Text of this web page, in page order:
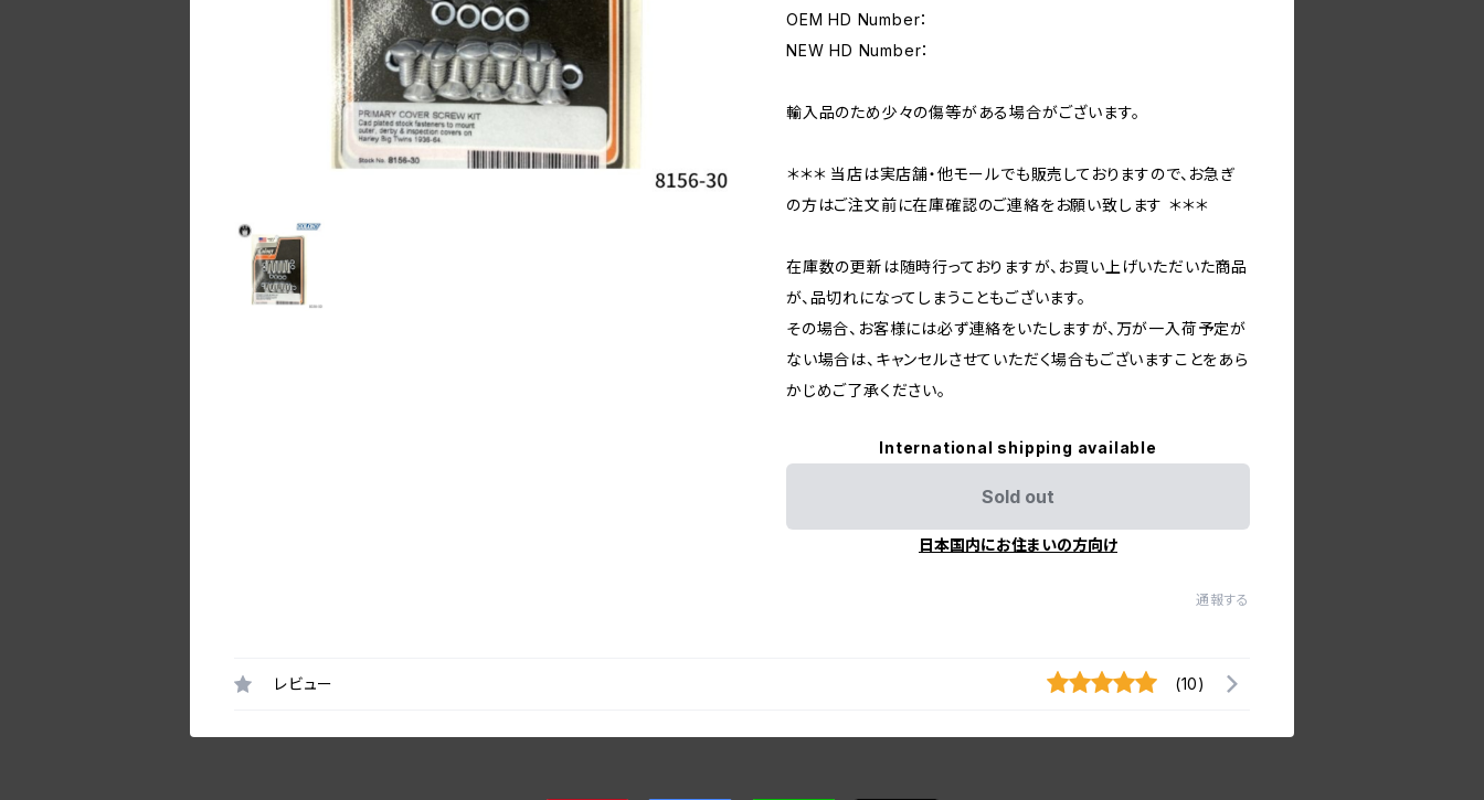
OEM HD Number：
NEW HD Number：
輸入品のため少々の傷等がある場合がございます。
＊＊＊ 当店は実店舗・他モールでも販売しておりますので、お急ぎ
の方はご注文前に在庫確認のご連絡をお願い致します ＊＊＊
在庫数の更新は随時行っておりますが、お買い上げいただいた商品
が、品切れになってしまうこともございます。
その場合、お客様には必ず連絡をいたしますが、万が一入荷予定が
ない場合は、キャンセルさせていただく場合もございますことをあら
かじめご了承ください。
International shipping available
Sold out
日本国内にお住まいの方向け
通報する
レビュー (10)